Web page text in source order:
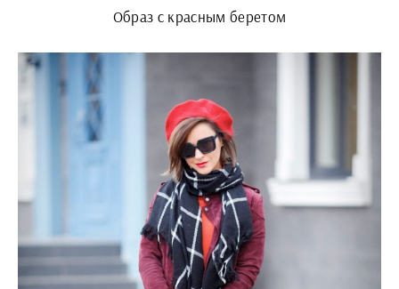
Образ с красным беретом